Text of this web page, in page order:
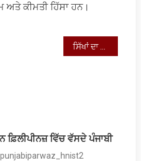
ਕੀਮਤੀ ਹਿੱਸਾ ਹਨ।
ਫ਼ਿਲੀਪੀਨਜ਼ ਵਿੱਚ ਵੱਸਦੇ ਪੰਜਾਬੀ
punjabiparwaz_hnist2